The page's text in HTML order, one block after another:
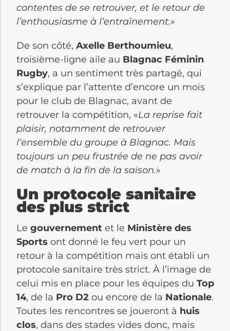
contentes de se retrouver, et le retour de
l’enthousiasme à l’entraînement.»
De son côté, Axelle Berthoumieu,
troisième-ligne aile au Blagnac Féminin
Rugby, a un sentiment très partagé, qui
s’explique par l’attente d’encore un mois
pour le club de Blagnac, avant de
retrouver la compétition, «La reprise fait
plaisir, notamment de retrouver
l’ensemble du groupe à Blagnac. Mais
toujours un peu frustrée de ne pas avoir
de match à la fin de la saison.»
Un protocole sanitaire
des plus strict
Le gouvernement et le Ministère des
Sports ont donné le feu vert pour un
retour à la compétition mais ont établi un
protocole sanitaire très strict. À l’image de
celui mis en place pour les équipes du Top
14, de la Pro D2 ou encore de la Nationale.
Toutes les rencontres se joueront à huis
clos, dans des stades vides donc, mais